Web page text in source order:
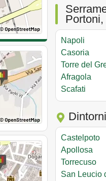
Napoli
Casoria
Torre del
Afragola
Scafati
Castelpoto
Apollosa
Torrecuso
San Leucio